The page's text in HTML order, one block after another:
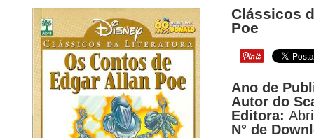
Clássicos
Poe
Ano de
Autor do
Editora:
N° de